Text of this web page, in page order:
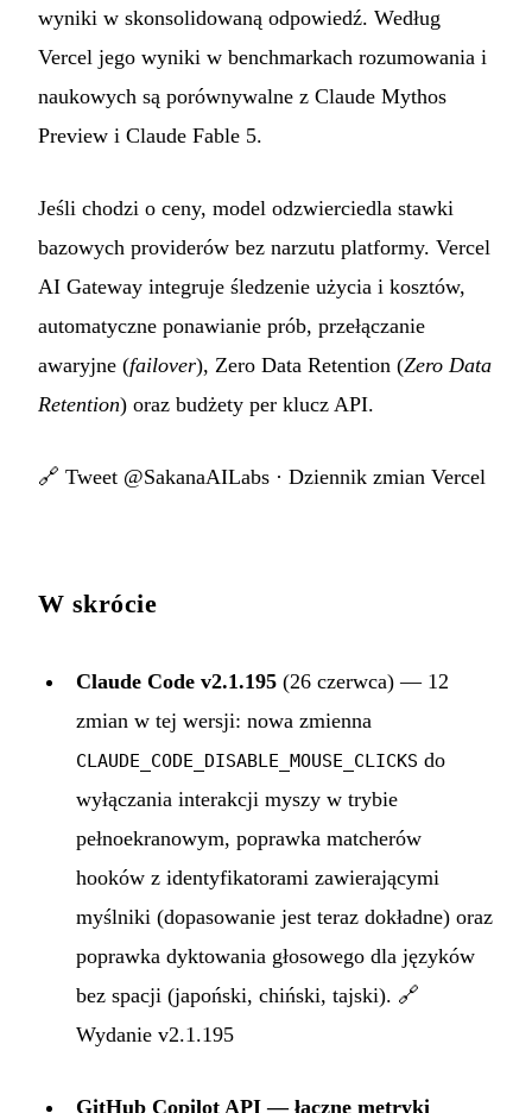
wyniki w skonsolidowaną odpowiedź. Według
Vercel jego wyniki w benchmarkach rozumowania i
naukowych są porównywalne z Claude Mythos
Preview i Claude Fable 5.
Jeśli chodzi o ceny, model odzwierciedla stawki
bazowych providerów bez narzutu platformy. Vercel
AI Gateway integruje śledzenie użycia i kosztów,
automatyczne ponawianie prób, przełączanie
awaryjne (failover), Zero Data Retention (Zero Data
Retention) oraz budżety per klucz API.
🔗 Tweet @SakanaAILabs · Dziennik zmian Vercel
W skrócie
Claude Code v2.1.195 (26 czerwca) — 12
zmian w tej wersji: nowa zmienna
CLAUDE_CODE_DISABLE_MOUSE_CLICKS do
wyłączania interakcji myszy w trybie
pełnoekranowym, poprawka matcherów
hooków z identyfikatorami zawierającymi
myślniki (dopasowanie jest teraz dokładne) oraz
poprawka dyktowania głosowego dla języków
bez spacji (japoński, chiński, tajski). 🔗
Wydanie v2.1.195
GitHub Copilot API — łączne metryki